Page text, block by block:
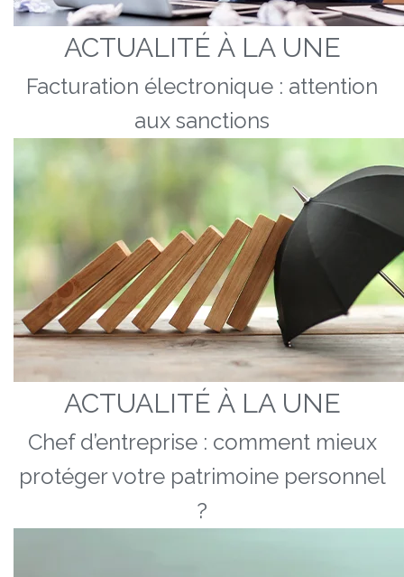
ACTUALITÉ À LA UNE
Facturation électronique : attention
aux sanctions
ACTUALITÉ À LA UNE
Chef d’entreprise : comment mieux
protéger votre patrimoine personnel
?